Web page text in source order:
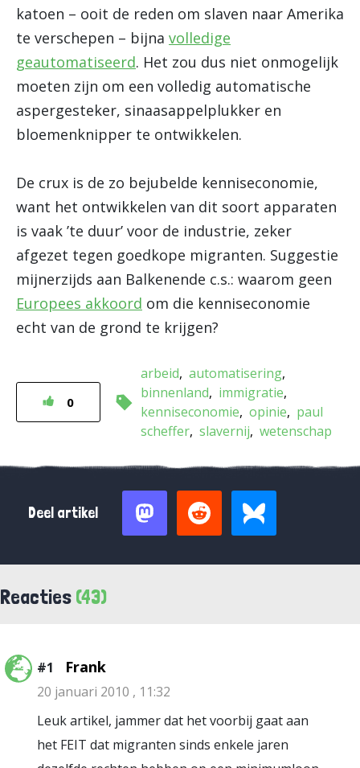
katoen – ooit de reden om slaven naar Amerika
te verschepen – bijna volledige
geautomatiseerd. Het zou dus niet onmogelijk
moeten zijn om een volledig automatische
aspergesteker, sinaasappelplukker en
bloemenknipper te ontwikkelen.
De crux is de zo bejubelde kenniseconomie,
want het ontwikkelen van dit soort apparaten
is vaak ’te duur’ voor de industrie, zeker
afgezet tegen goedkope migranten. Suggestie
mijnerzijds aan Balkenende c.s.: waarom geen
Europees akkoord om die kenniseconomie
echt van de grond te krijgen?
0
arbeid automatisering
binnenland
immigratie
kenniseconomie opinie
paul
scheffer slavernij wetenschap
Deel artikel
Reacties (43)
#1 Frank
20 januari 2010 , 11:32
Leuk artikel, jammer dat het voorbij gaat aan
het FEIT dat migranten sinds enkele jaren